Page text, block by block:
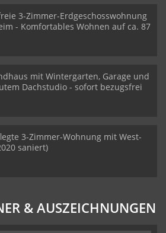
3-Zimmer-Erdgeschosswohnung
- Komfortables Wohnen auf ca. 87
mit Wintergarten, Garage und
Dachstudio - sofort bezugsfrei
3-Zimmer-Wohnung mit West-
saniert)
& AUSZEICHNUNGEN